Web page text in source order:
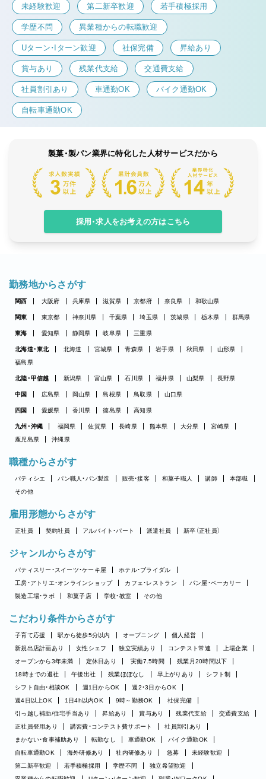
未経験歓迎 第二新卒歓迎 若手積極採用
学歴不問 異業種からの転職歓迎
Uターン・Iターン歓迎 社保完備 昇給あり
賞与あり 残業代支給 交通費支給
社員割引あり 車通勤OK バイク通勤OK
自転車通勤OK
製菓・製パン業界に特化した人材サービスだから
採用・求人をお考えの方はこちら
勤務地からさがす
関西 大阪府 兵庫県 滋賀県 京都府 奈良県 和歌山県
関東 東京都 神奈川県 千葉県 埼玉県 茨城県 栃木県 群馬県
東海 愛知県 静岡県 岐阜県 三重県
北海道・東北 北海道 宮城県 青森県 岩手県 秋田県
山形県
福島県
北陸・甲信越 新潟県 富山県 石川県 福井県 山梨県 長野県
中国 広島県 岡山県 島根県 鳥取県 山口県
四国 愛媛県 香川県 徳島県 高知県
九州・沖縄 福岡県 佐賀県 長崎県 熊本県 大分県
宮崎県
鹿児島県
沖縄県
職種からさがす
パティシエ パン職人・パン製造 販売・接客 和菓子職人 講師
本部職
その他
雇用形態からさがす
正社員 契約社員 アルバイト・パート 派遣社員 新卒（正社員）
ジャンルからさがす
パティスリー・スイーツ・ケーキ屋
ホテル・ブライダル
工房・アトリエ・オンラインショップ
カフェ・レストラン
パン屋・ベーカリー
製造工場・ラボ
和菓子店 学校・教室 その他
こだわり条件からさがす
子育て応援 駅から徒歩5分以内 オープニング
個人経営
新規出店計画あり
女性シェフ 独立実績あり コンテスト常連
上場企業
オープンから3年未満
定休日あり 実働7.5時間
残業月20時間以下
18時までの退社
午後出社 残業ほぼなし 早上がりあり
シフト制
シフト自由・相談OK
週1日からOK
週2・3日からOK
週4日以上OK
1日4h以内OK 9時～勤務OK
社保完備
引っ越し補助/住宅手当あり
昇給あり 賞与あり 残業代支給
交通費支給
正社員登用あり
講習費・コンテスト費サポート
社員割引あり
まかない・食事補助あり
転勤なし 車通勤OK
バイク通勤OK
自転車通勤OK
海外研修あり 社内研修あり 急募
未経験歓迎
第二新卒歓迎
若手積極採用 学歴不問
独立希望歓迎